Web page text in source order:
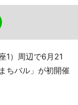
1）周辺で6月21
ちバル」が初開催